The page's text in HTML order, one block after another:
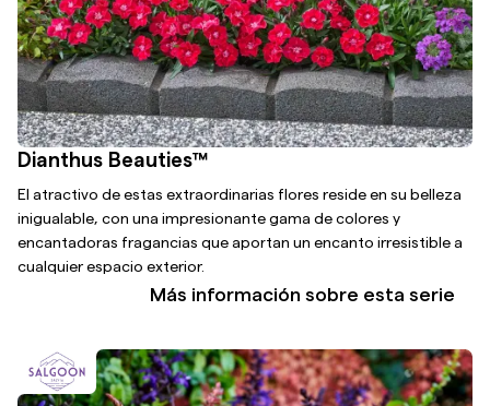
Dianthus Beauties™
El atractivo de estas extraordinarias flores reside en su belleza
inigualable, con una impresionante gama de colores y
encantadoras fragancias que aportan un encanto irresistible a
cualquier espacio exterior.
Más información sobre esta serie